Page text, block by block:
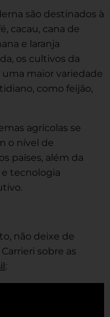
são destinados à
cacau, cana de
e laranja
os cultivos da
maior variedade
como feijão,
agrícolas se
o nível de
países, além da
tecnologia
não deixe de
sobre as
: